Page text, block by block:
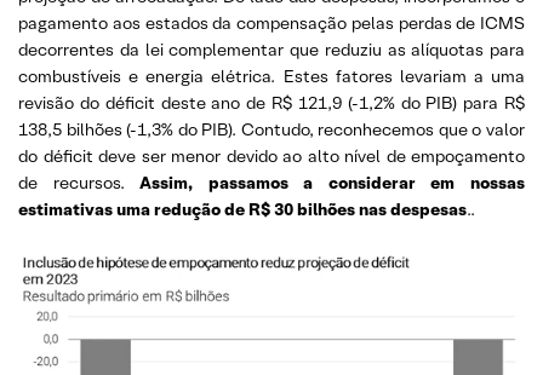
pagamento aos estados da compensação pelas perdas de ICMS
decorrentes da lei complementar que reduziu as alíquotas para
combustíveis e energia elétrica. Estes fatores levariam a uma
revisão do déficit deste ano de R$ 121,9 (-1,2% do PIB) para R$
138,5 bilhões (-1,3% do PIB). Contudo, reconhecemos que o valor
do déficit deve ser menor devido ao alto nível de empoçamento
de recursos.Assim, passamos a considerar em nossas
estimativas uma redução de R$ 30 bilhões nas despesas..